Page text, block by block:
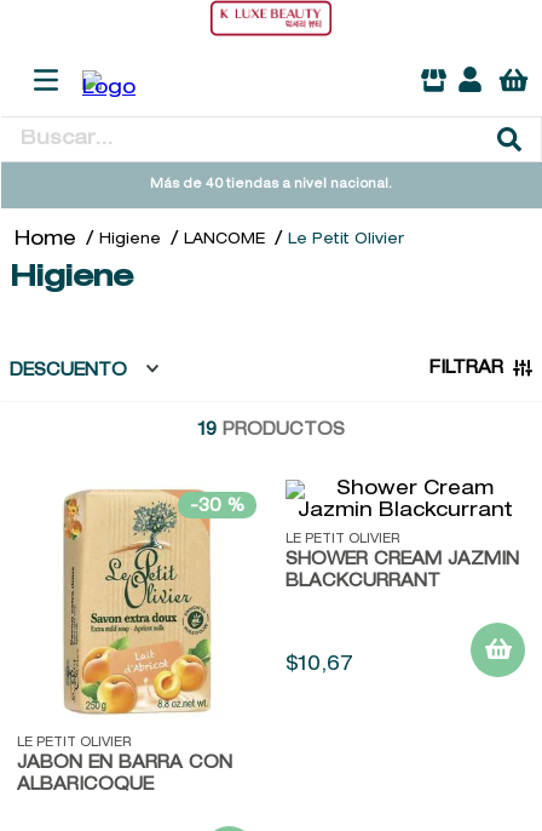
Buscar...
Más de 40 tiendas a nivel nacional.
Higiene LANCOME Le Petit Olivier
Higiene
DESCUENTO FILTRAR
19 PRODUCTOS
-30 %
LE PETIT OLIVIER
JABÓN EN BARRA CON
ALBARICOQUE
LE PETIT OLIVIER
SHOWER CREAM JAZMIN
BLACKCURRANT
$10,67
TÉRMINOS MÁS BUSCADOS
2.
sol ipanema
ysl
john frieda
baylis